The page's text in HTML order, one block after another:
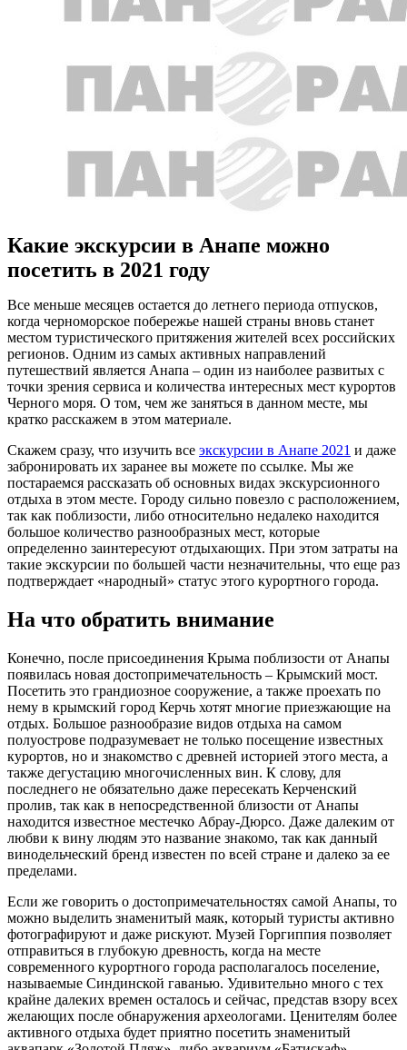
Какие экскурсии в Анапе можно
посетить в 2021 году
Все меньше месяцев остается до летнего периода отпусков,
когда черноморское побережье нашей страны вновь станет
местом туристического притяжения жителей всех российских
регионов. Одним из самых активных направлений
путешествий является Анапа – один из наиболее развитых с
точки зрения сервиса и количества интересных мест курортов
Черного моря. О том, чем же заняться в данном месте, мы
кратко расскажем в этом материале.
Скажем сразу, что изучить все экскурсии в Анапе 2021 и даже
забронировать их заранее вы можете по ссылке. Мы же
постараемся рассказать об основных видах экскурсионного
отдыха в этом месте. Городу сильно повезло с расположением,
так как поблизости, либо относительно недалеко находится
большое количество разнообразных мест, которые
определенно заинтересуют отдыхающих. При этом затраты на
такие экскурсии по большей части незначительны, что еще раз
подтверждает «народный» статус этого курортного города.
На что обратить внимание
Конечно, после присоединения Крыма поблизости от Анапы
появилась новая достопримечательность – Крымский мост.
Посетить это грандиозное сооружение, а также проехать по
нему в крымский город Керчь хотят многие приезжающие на
отдых. Большое разнообразие видов отдыха на самом
полуострове подразумевает не только посещение известных
курортов, но и знакомство с древней историей этого места, а
также дегустацию многочисленных вин. К слову, для
последнего не обязательно даже пересекать Керченский
пролив, так как в непосредственной близости от Анапы
находится известное местечко Абрау-Дюрсо. Даже далеким от
любви к вину людям это название знакомо, так как данный
винодельческий бренд известен по всей стране и далеко за ее
пределами.
Если же говорить о достопримечательностях самой Анапы, то
можно выделить знаменитый маяк, который туристы активно
фотографируют и даже рискуют. Музей Горгиппия позволяет
отправиться в глубокую древность, когда на месте
современного курортного города располагалось поселение,
называемые Синдинской гаванью. Удивительно много с тех
крайне далеких времен осталось и сейчас, представ взору всех
желающих после обнаружения археологами. Ценителям более
активного отдыха будет приятно посетить знаменитый